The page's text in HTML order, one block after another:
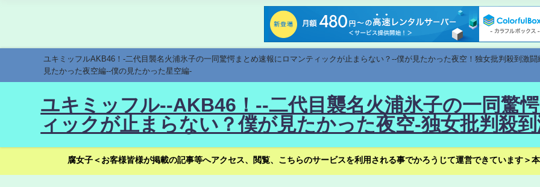
ユキミッフルAKB46！-二代目襲名火浦氷子の一同驚愕まとめ速報にロマンティックが止まらない？--僕が見たかった夜空！独女批判殺到激
見たかった夜空編--僕の見たかった星空編-
ユキミッフル--AKB46！--二代目襲名火浦氷子の一同驚
ィックが止まらない？僕が見たかった夜空-独女批判殺
腐女子＜お客様皆様が掲載の記事等へアクセス、閲覧、こちらのサービスを利用される事でかろうじて運営できています＞